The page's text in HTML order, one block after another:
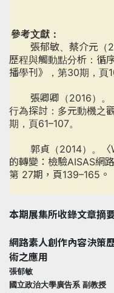
參考文獻：
張郁敏、蔡介元（
歷程與觸動點分析：循
播學刊》，第30期，頁
張卿卿（2016）。
行為探討：多元動機之
期，頁61–107。
郭貞（2014）。〈
的轉變：檢驗AISAS網
第 27期，頁139–165。
本期展集所收錄文章摘
網路素人創作內容決策
術之應用
張郁敏
國立政治大學廣告系 副教授